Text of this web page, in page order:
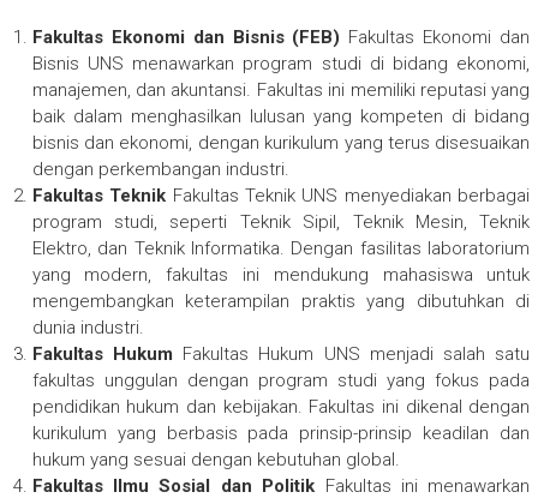
Fakultas Ekonomi dan Bisnis (FEB) Fakultas Ekonomi dan
Bisnis UNS menawarkan program studi di bidang ekonomi,
manajemen, dan akuntansi. Fakultas ini memiliki reputasi yang
baik dalam menghasilkan lulusan yang kompeten di bidang
bisnis dan ekonomi, dengan kurikulum yang terus disesuaikan
dengan perkembangan industri.
Fakultas Teknik Fakultas Teknik UNS menyediakan berbagai
program studi, seperti Teknik Sipil, Teknik Mesin, Teknik
Elektro, dan Teknik Informatika. Dengan fasilitas laboratorium
yang modern, fakultas ini mendukung mahasiswa untuk
mengembangkan keterampilan praktis yang dibutuhkan di
dunia industri.
Fakultas Hukum Fakultas Hukum UNS menjadi salah satu
fakultas unggulan dengan program studi yang fokus pada
pendidikan hukum dan kebijakan. Fakultas ini dikenal dengan
kurikulum yang berbasis pada prinsip-prinsip keadilan dan
hukum yang sesuai dengan kebutuhan global.
Fakultas Ilmu Sosial dan Politik Fakultas ini menawarkan